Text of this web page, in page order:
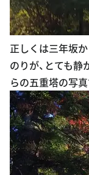
正しくは三年坂
のりが、とても
らの五重塔の写